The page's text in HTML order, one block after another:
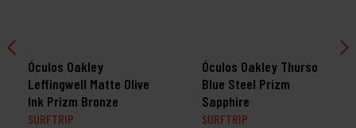
Óculos Oakley
Leffingwell Matte Olive
Ink Prizm Bronze
SURFTRIP
Óculos Oakley Thurso
Blue Steel Prizm
Sapphire
SURFTRIP